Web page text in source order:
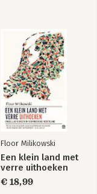
Floor Milikowski
Een klein land met
verre uithoeken
€ 18,99